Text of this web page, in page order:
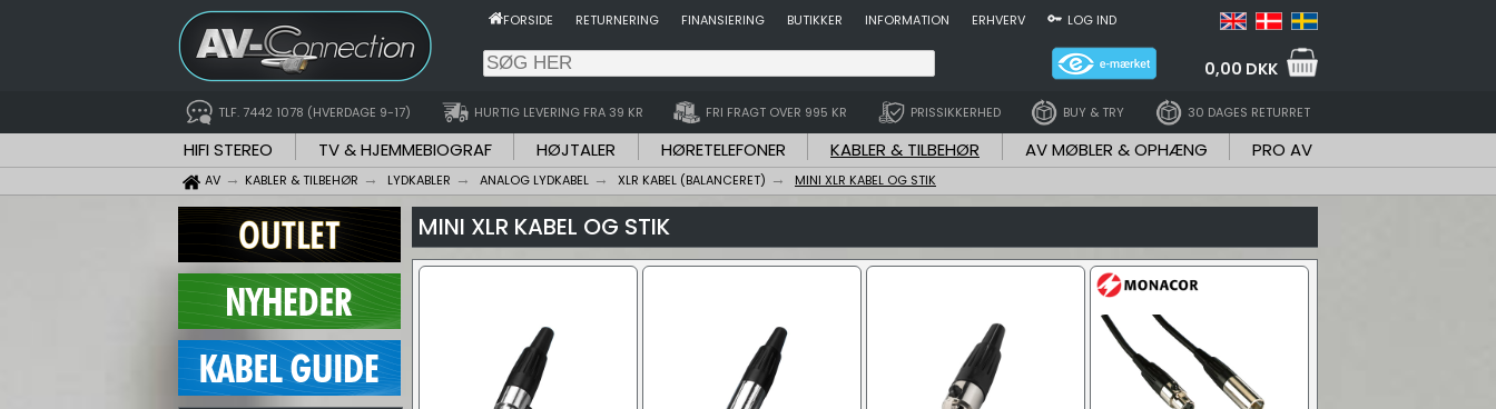
FORSIDE RETURNERING FINANSIERING BUTIKKER INFORMATION ERHVERV LOG IND
0,00 DKK
TLF. 7442 1078 (HVERDAGE 9-17) HURTIG LEVERING FRA 39 KR FRI FRAGT OVER 995 KR PRISSIKKERHED BUY & TRY 30 DAGES RETURRET
HIFI STEREO TV & HJEMMEBIOGRAF HØJTALER HØRETELEFONER KABLER & TILBEHØR AV MØBLER & OPHÆNG PRO AV
AV KABLER & TILBEHØR LYDKABLER ANALOG LYDKABEL XLR KABEL (BALANCERET) MINI XLR KABEL OG STIK
MINI XLR KABEL OG STIK